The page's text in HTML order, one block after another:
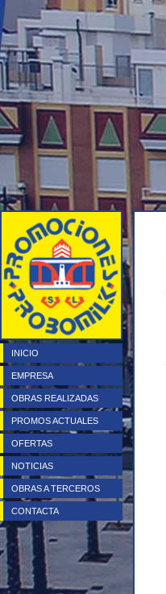
INICIO
EMPRESA
OBRAS REALIZADAS
PROMOS ACTUALES
OFERTAS
NOTICIAS
OBRAS A TERCEROS
CONTACTA